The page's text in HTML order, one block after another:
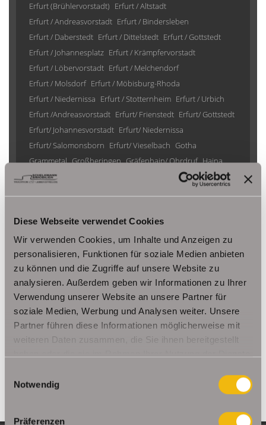
Diese Webseite verwendet Cookies
Wir verwenden Cookies, um Inhalte und Anzeigen zu
personalisieren, Funktionen für soziale Medien anbieten
zu können und die Zugriffe auf unsere Website zu
analysieren. Außerdem geben wir Informationen zu Ihrer
Verwendung unserer Website an unsere Partner für
soziale Medien, Werbung und Analysen weiter. Unsere
Partner führen diese Informationen möglicherweise mit
weiteren Daten zusammen, die Sie ihnen bereitgestellt
Notwendig
Präferenzen
Erfurt (Brühlervorstadt) Erfurt / Altstadt
Erfurt / Andreasvorstadt Erfurt / Bindersleben
Erfurt / Daberstedt Erfurt / Dittelstedt Erfurt / Gottstedt
Erfurt / Johannesplatz Erfurt / Krämpfervorstadt
Erfurt / Löbervorstadt Erfurt / Melchendorf
Erfurt / Molsdorf Erfurt / Möbisburg-Rhoda
Erfurt / Niedernissa Erfurt / Stotternheim Erfurt / Urbich
Erfurt /Andreasvorstadt Erfurt/ Frienstedt Erfurt/ Gottstedt
Erfurt/ Johannesvorstadt Erfurt/ Niedernissa
Erfurt/ Salomonsborn Erfurt/ Vieselbach Gotha
Grammetal Großheringen Gräfenhain/ Ohrdruf Haina
Herbsleben
Ohrdruf Riethnordhausen Ruhla
Saalfeld/Saale / Remschütz Steinbach-Hallenberg/ Viernau
Tonna / Gräfentonna Udestedt
Unstrut- Hainich /Großengottern
Weimar / Legefeld
Immo Am Ettersberg Haus Am Ettersberg Häuser Am Ettersberg
kaufen Am Ettersberg Immobilie Am Ettersberg Immobilien Am
Ettersberg
Hauskauf Am Ettersberg
Immobilienkauf Am